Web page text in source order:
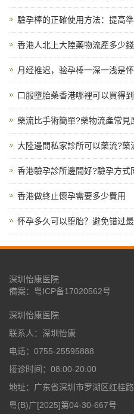
驗孕棒的正確使用方法：提高
香港人北上大陸藥物流產多少
月经推迟，验孕棒一深一浅是
口服墮胎藥香港哪裡可以買得到
藥流比手術簡單?藥物流產常見
大陸邊間私家診所可以藥流?藥
香港驗孕診所邊間好?驗孕方式
香港做終止懷孕需要多少費用
怀孕多久可以堕胎？避免错过
深圳怡康医院
備案： 粤ICP备17020562号
深圳怡康医院
联系人：深圳怡康
电话：0755-25595888
接诊时间：08:00-20:00
地址：广东省深圳市罗湖区红桂路
粤(B)广[2025]第04-30-667号